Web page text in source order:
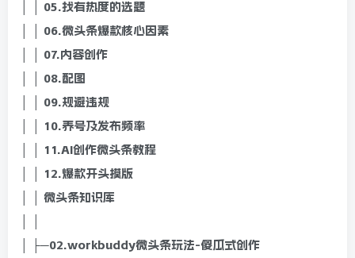
│ │ 05.找有热度的选题
│ │ 06.微头条爆款核心因素
│ │ 07.内容创作
│ │ 08.配图
│ │ 09.规避违规
│ │ 10.养号及发布频率
│ │ 11.AI创作微头条教程
│ │ 12.爆款开头摸版
│ │ 微头条知识库
│ ├─02.workbuddy微头条玩法-傻瓜式创作